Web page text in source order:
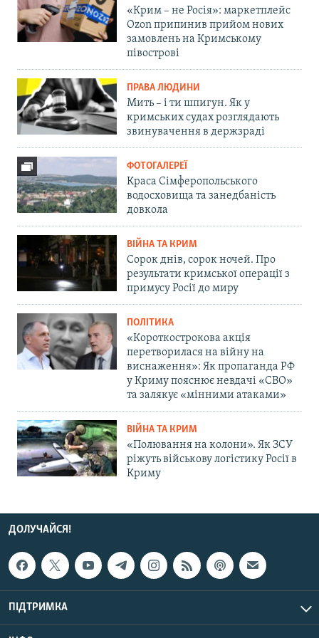
«Крим – не Росія»: маркетплейс
Ozon припинив прийом нових
замовлень на Кримському
півострові
ПРАВА ЛЮДИНИ
Мить – і ти шпигун. Як у
кримських судах розглядають
звинувачення в держзраді
ФОТОГАЛЕРЕЇ
Краса Сімферопольського
водосховища та занедбаність
довкола
ВІЙНА ТА КРИМ
Сорок днів, сорок ночей. Про
результати кримської операції з
примусу Росії до миру
ПОЛІТИКА
«Короткострокова акція
перетворилася на війну на
виснаження»: Як пропаганда РФ
у Криму пояснює невдачі «СВО»
та залякує «мінними атаками»
ВІЙНА ТА КРИМ
«Полювання на колони». Як ЗСУ
ріжуть військову логістику Росії в
Криму
ДОЛУЧАЙСЯ!
ПІДТРИМКА